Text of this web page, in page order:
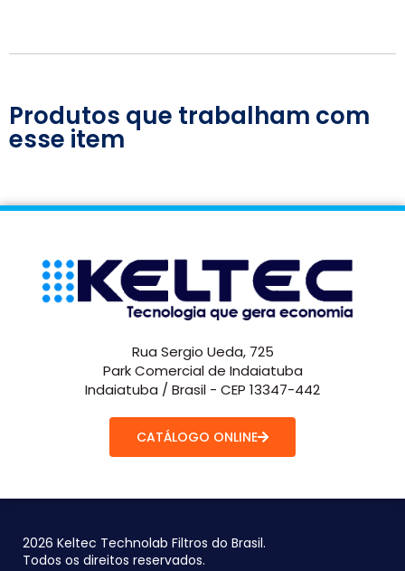
Produtos que trabalham com
esse item
Rua Sergio Ueda, 725
Park Comercial de Indaiatuba
Indaiatuba / Brasil - CEP 13347-442
CATÁLOGO ONLINE
2026 Keltec Technolab Filtros do Brasil.
Todos os direitos reservados.